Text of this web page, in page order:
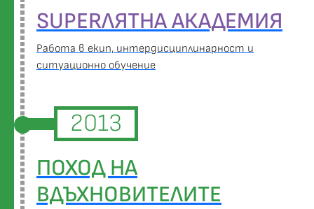
SUPERЛЯТНА АКАДЕМИЯ
Работа в екип, интердисциплинарност и
ситуационно обучение
2013
ПОХОД НА
ВДЪХНОВИТЕЛИТЕ